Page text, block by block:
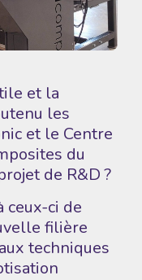
et la
les
et le Centre
du
de R&D ?
ceux-ci de
filière
techniques